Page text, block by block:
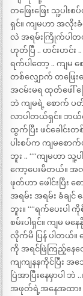
တဖြေးဖြေး သူ့ပါ
ရှင်။ ကျမဟာ အလို
လဲ အရမ်းကြိုက်ပါတယ်
ဟုတ်ပြီ .. ဟင်းဟင်း
ရက်ပါတော့ .. ကျမ
တစ်လျှောက် တဖြေး
အငမ်းမရ ထုတ်ဖေါ်
ဘဲ ကျမရဲ့ စောက်
လာပါတယ်ရှင်။ ဘယ်
ထွက်ပြီး ဖင်ခေါင်း
ပါးစပ်က ကျမစော
ဘူး .. ““ကျမဟာ သူ့
ကော့ပေးမိတယ်။ အလို
ဖုတ်ဟာ ဖေါင်းပြီး
အရမ်း အရမ်း ခံချ
ဘူး။ ““ရက်ပေးပါ
စမ်းပါရှင်။ ကျမ မ
လိုက်မိ ပြန် ပါတယ်။
ကို အရင်ဖြဲကြည့်နေ
ကျကျနနကိုင်ပြီး အ
ပြဲအာပြီးနေမှာပါ
အဖုတ်ရဲ့အနေအထာ